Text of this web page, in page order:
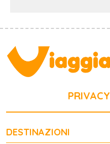
PRIVACY
DESTINAZIONI